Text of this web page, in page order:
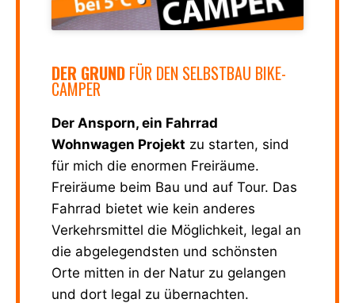
DER GRUND FÜR DEN SELBSTBAU BIKE-
CAMPER
Der Ansporn, ein Fahrrad
Wohnwagen Projekt zu starten, sind
für mich die enormen Freiräume.
Freiräume beim Bau und auf Tour. Das
Fahrrad bietet wie kein anderes
Verkehrsmittel die Möglichkeit, legal an
die abgelegendsten und schönsten
Orte mitten in der Natur zu gelangen
und dort legal zu übernachten.